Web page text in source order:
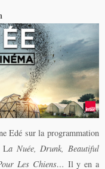
Edé sur la programmation
La Nuée, Drunk, Beautiful
Les Chiens… Il y en a